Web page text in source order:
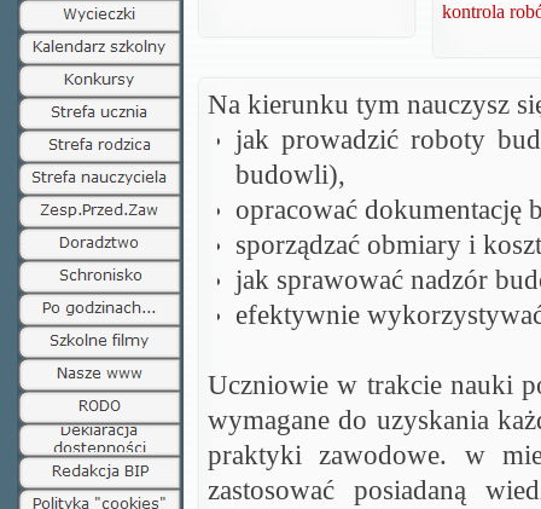
kontrola
Na kierunku tym nauczysz
jak prowadzić roboty
budowli),
opracować dokumentację
sporządzać obmiary i
jak sprawować nadzór
efektywnie
Uczniowie w trakcie nauki
wymagane do uzyskania
praktyki zawodowe. w
zastosować posiadaną